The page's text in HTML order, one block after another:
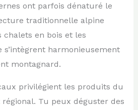
ont parfois dénaturé le
traditionnelle alpine
chalets en bois et les
harmonieusement
montagnard.
privilégient les produits du
Tu peux déguster des